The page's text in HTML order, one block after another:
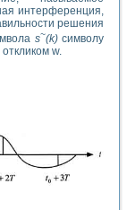
интерференция,
решения
s~(k)символу
w.